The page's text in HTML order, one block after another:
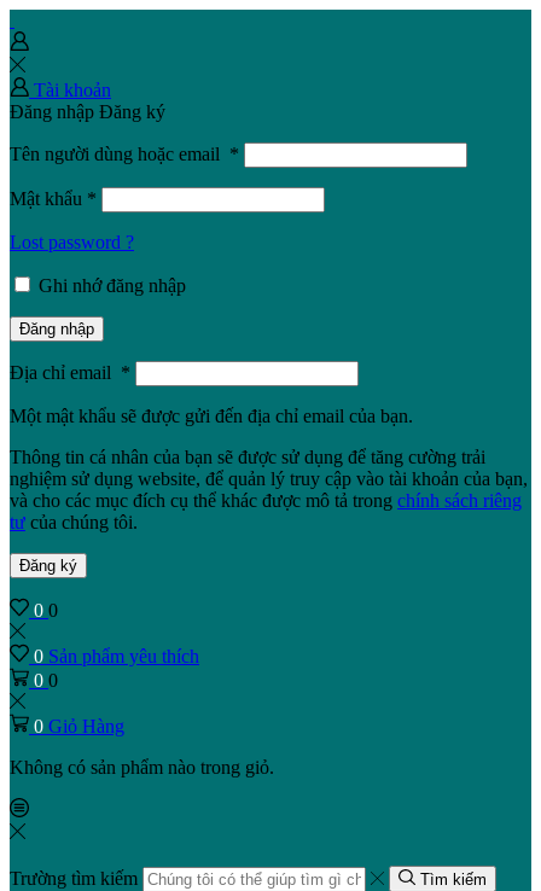
Tài khoản
Đăng nhập Đăng ký
Tên người dùng hoặc email *
Mật khẩu *
Lost password ?
Ghi nhớ đăng nhập
Đăng nhập
Địa chỉ email *
Một mật khẩu sẽ được gửi đến địa chỉ email của bạn.
Thông tin cá nhân của bạn sẽ được sử dụng để tăng cường trải
nghiệm sử dụng website, để quản lý truy cập vào tài khoản của bạn,
và cho các mục đích cụ thể khác được mô tả trong chính sách riêng
tư của chúng tôi.
Đăng ký
0 0
0 Sản phẩm yêu thích
0 0
0 Giỏ Hàng
Không có sản phẩm nào trong giỏ.
Trường tìm kiếm Tìm kiếm